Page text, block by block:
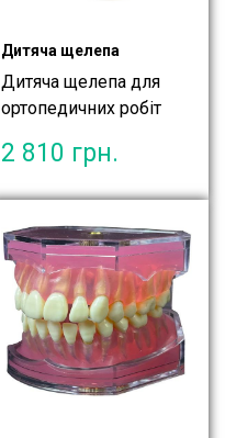
Дитяча щелепа
Дитяча щелепа для
ортопедичних робіт
2 810 грн.